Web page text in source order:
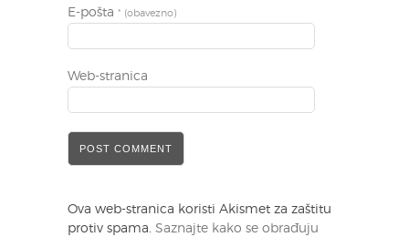
E-pošta * (obavezno)
Web-stranica
Ova web-stranica koristi Akismet za zaštitu
protiv spama. Saznajte kako se obrađuju